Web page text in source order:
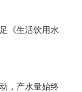
《生活饮用水
，产水量始终